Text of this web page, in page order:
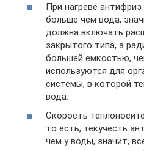
При нагреве
больше чем вода,
должна включать
закрытого типа, а
большей емкостью,
используются для
системы, в которой
вода.
Скорость
то есть, текучесть
чем у воды, значит,